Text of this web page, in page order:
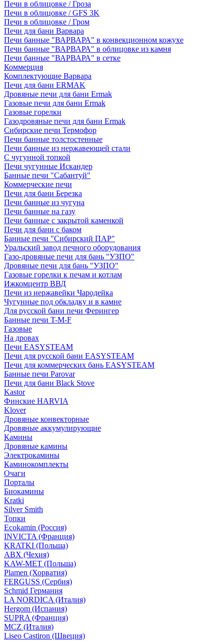
Печи в облицовке / Гроза
Печи в облицовке / GFS 3K
Печи в облицовке / Гром
Печи для бани Варвара
Печи банные "ВАРВАРА" в конвекционном кожухе
Печи банные "ВАРВАРА" в облицовке из камня
Печи банные "ВАРВАРА" в сетке
Коммерция
Комплектующие Варвара
Печи для бани ERMAK
Дровяные печи для бани Ermak
Газовые печи для бани Ermak
Газовые горелки
Газодровяные печи для бани Ermak
Сибирские печи Термофор
Печи банные толстостенные
Печи банные из нержавеющей стали
С чугунной топкой
Печи чугунные Искандер
Банные печи "Сабантуй"
Коммерческие печи
Печи для бани Березка
Печи банные из чугуна
Печи банные на газу
Печи банные с закрытой каменкой
Печи для бани с баком
Банные печи "Сибирский ПАР"
Уральский завод печного оборудования
Газо-дровяные печи для бань "УЗПО"
Дровяные печи для бань "УЗПО"
Газовые горелки к печам и котлам
Ижкомцентр ВВД
Печи из нержавейки Чародейка
Чугунные под обкладку и в камне
Для русской бани печи Ферингер
Банные печи T-M-F
Газовые
На дровах
Печи EASYSTEAM
Печи для русской бани EASYSTEAM
Печи для коммерческих бань EASYSTEAM
Банные печи Parovar
Печи для бани Black Stove
Kastor
Финские HARVIA
Klover
Дровяные конвекторные
Дровяные аккумулирующие
Камины
Дровяные камины
Электрокамины
Каминокомплекты
Очаги
Порталы
Биокамины
Kratki
Silver Smith
Топки
Ecokamin (Россия)
INVICTA (Франция)
KRATKI (Польша)
ABX (Чехия)
KAW-MET (Польша)
Plamen (Хорватия)
FERGUSS (Сербия)
Schmid Германия
LA NORDICA (Италия)
Hergom (Испания)
SUPRA (Франция)
MCZ (Италия)
Liseo Castiron (Швеция)